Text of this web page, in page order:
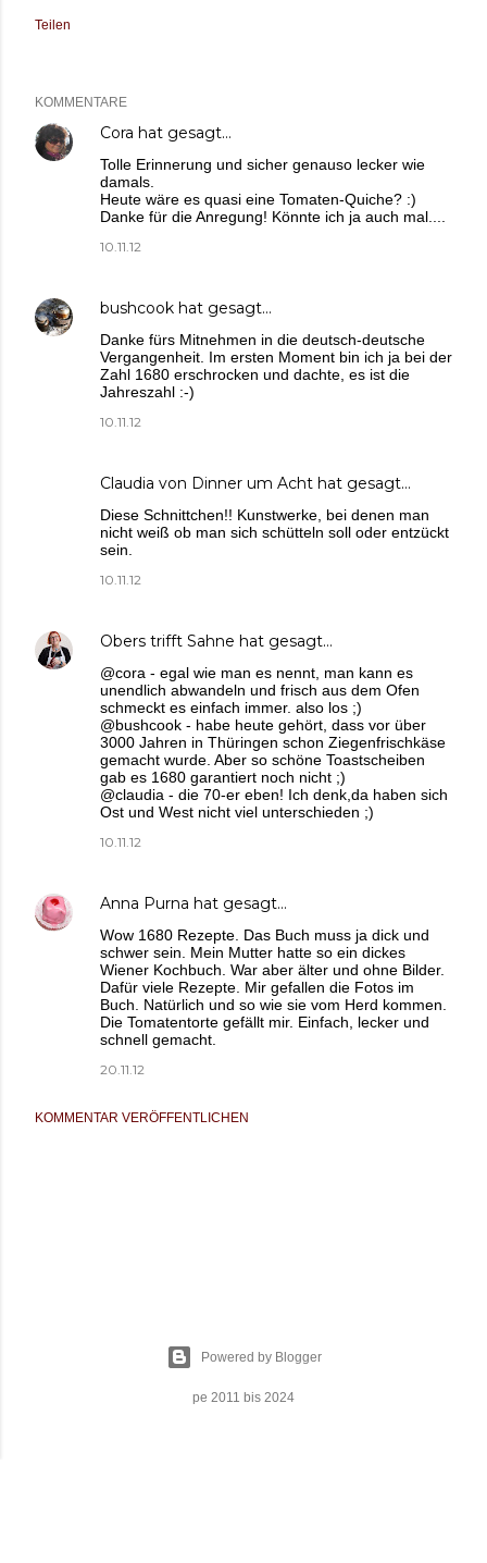
Teilen
KOMMENTARE
Cora hat gesagt…
Tolle Erinnerung und sicher genauso lecker wie
damals.
Heute wäre es quasi eine Tomaten-Quiche? :)
Danke für die Anregung! Könnte ich ja auch mal....
10.11.12
bushcook hat gesagt…
Danke fürs Mitnehmen in die deutsch-deutsche
Vergangenheit. Im ersten Moment bin ich ja bei der
Zahl 1680 erschrocken und dachte, es ist die
Jahreszahl :-)
10.11.12
Claudia von Dinner um Acht hat gesagt…
Diese Schnittchen!! Kunstwerke, bei denen man
nicht weiß ob man sich schütteln soll oder entzückt
sein.
10.11.12
Obers trifft Sahne hat gesagt…
@cora - egal wie man es nennt, man kann es
unendlich abwandeln und frisch aus dem Ofen
schmeckt es einfach immer. also los ;)
@bushcook - habe heute gehört, dass vor über
3000 Jahren in Thüringen schon Ziegenfrischkäse
gemacht wurde. Aber so schöne Toastscheiben
gab es 1680 garantiert noch nicht ;)
@claudia - die 70-er eben! Ich denk,da haben sich
Ost und West nicht viel unterschieden ;)
10.11.12
Anna Purna hat gesagt…
Wow 1680 Rezepte. Das Buch muss ja dick und
schwer sein. Mein Mutter hatte so ein dickes
Wiener Kochbuch. War aber älter und ohne Bilder.
Dafür viele Rezepte. Mir gefallen die Fotos im
Buch. Natürlich und so wie sie vom Herd kommen.
Die Tomatentorte gefällt mir. Einfach, lecker und
schnell gemacht.
20.11.12
KOMMENTAR VERÖFFENTLICHEN
Powered by Blogger
pe 2011 bis 2024